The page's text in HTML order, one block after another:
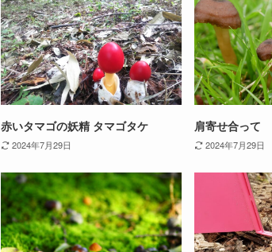
赤いタマゴの妖精 タマゴタケ
2024年7月29日
肩寄せ合って
2024年7月29日